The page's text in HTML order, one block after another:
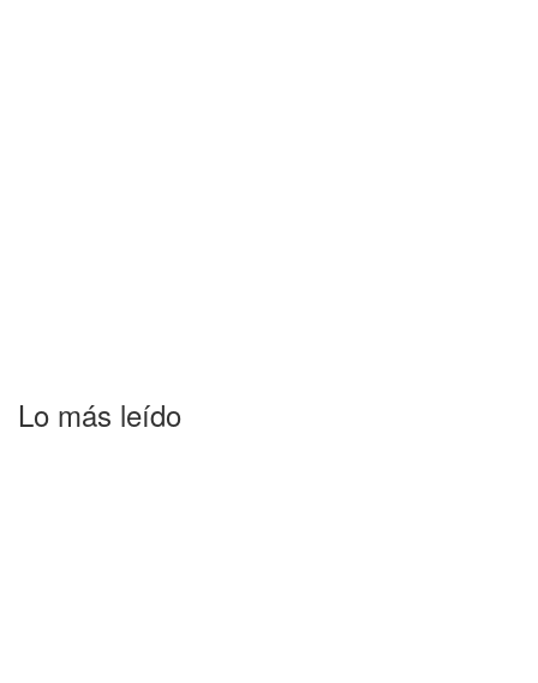
Lo más leído